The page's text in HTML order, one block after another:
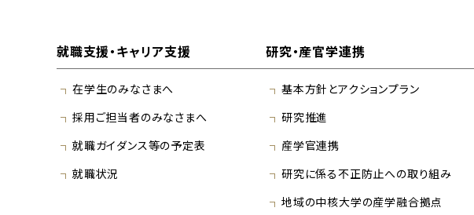
就職支援・キャリア支援
在学生のみなさまへ
採用ご担当者のみなさまへ
就職ガイダンス等の予定表
就職状況
研究・産官学連携
基本方針とアクションプラン
研究推進
産学官連携
研究に係る不正防止への取り組み
地域の中核大学の産学融合拠点